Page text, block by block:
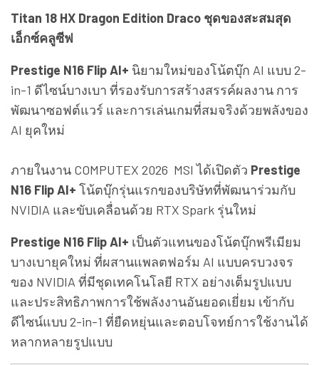
Titan 18 HX Dragon Edition Draco ชุดของสะสมสุด
เอ็กซ์คลูซีฟ
Prestige N16 Flip AI+ นิยามใหม่ของโน้ตบุ๊ก AI แบบ 2-
in-1 ดีไซน์บางเบา ที่รองรับการสร้างสรรค์ผลงาน การ
พัฒนาซอฟต์แวร์ และการเล่นเกมที่สมจริงด้วยพลังของ
AI ยุคใหม่
ภายในงาน COMPUTEX 2026 MSI ได้เปิดตัว Prestige
N16 Flip AI+ โน้ตบุ๊กรุ่นแรกของบริษัทที่พัฒนาร่วมกับ
NVIDIA และขับเคลื่อนด้วย RTX Spark รุ่นใหม่
Prestige N16 Flip AI+ เป็นตัวแทนของโน้ตบุ๊กพรีเมียม
บางเบายุคใหม่ ที่ผสานแพลตฟอร์ม AI แบบครบวงจร
ของ NVIDIA ที่มีชุดเทคโนโลยี RTX อย่างเต็มรูปแบบ
และประสิทธิภาพการใช้พลังงานอันยอดเยี่ยม เข้ากับ
ดีไซน์แบบ 2-in-1 ที่ยืดหยุ่นและตอบโจทย์การใช้งานได้
หลากหลายรูปแบบ